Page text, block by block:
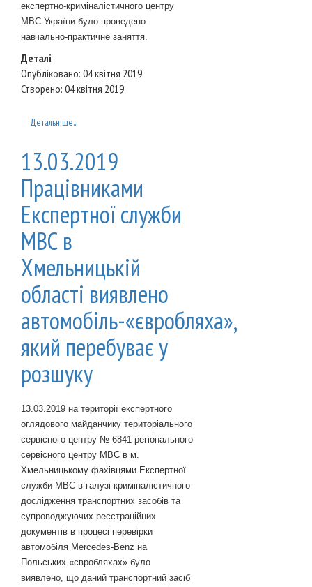
експертно-криміналістичного центру
МВС України було проведено
навчально-практичне заняття.
Деталі
Опубліковано: 04 квітня 2019
Створено: 04 квітня 2019
Детальніше...
13.03.2019
Працівниками
Експертної служби
МВС в
Хмельницькій
області виявлено
автомобіль-«євробляха»,
який перебуває у
розшуку
13.03.2019 на території експертного
оглядового майданчику територіального
сервісного центру № 6841 регіонального
сервісного центру МВС в м.
Хмельницькому фахівцями Експертної
служби МВС в галузі криміналістичного
дослідження транспортних засобів та
супроводжуючих реєстраційних
документів в процесі перевірки
автомобіля Mercedes-Benz на
Польських «євробляхах» було
виявлено, що даний транспортний засіб